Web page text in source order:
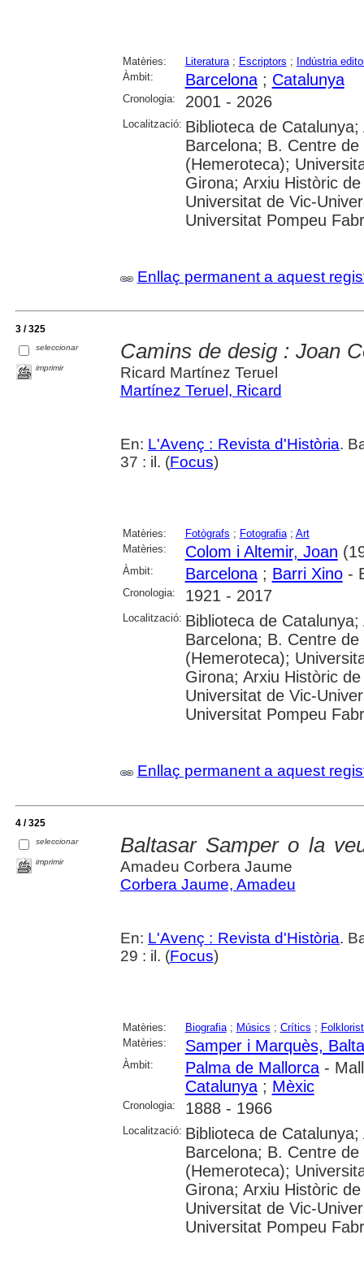
Matèries: Literatura; Escriptors ; Indústria
Àmbit:
Barcelona; Catalunya
Cronologia: 2001 - 2026
Localització: Biblioteca de
Barcelona; B. Centre
(Hemeroteca);
Girona; Arxiu Històric
Universitat de Vic-
Universitat Pompeu
Enllaç permanent a aquest
3 / 325
seleccionar
imprimir
Camins de desig : Joan
Ricard Martínez Teruel
Martínez Teruel, Ricard
En: L'Avenç : Revista d'Història.
37 : il. (Focus)
Matèries: Fotògrafs ; Fotografia; Art
Matèries:
Colom i Altemir, Joan
Àmbit: Barcelona; Barri Xino-
Cronologia: 1921 - 2017
Localització: Biblioteca de
Barcelona; B. Centre
(Hemeroteca);
Girona; Arxiu Històric
Universitat de Vic-
Universitat Pompeu
Enllaç permanent a aquest
4 / 325
seleccionar
imprimir
Baltasar Samper o la
Amadeu Corbera Jaume
Corbera Jaume, Amadeu
En: L'Avenç : Revista d'Història.
29 : il. (Focus)
Matèries: Biografia; Músics ; Crítics ;
Matèries:
Samper i Marquès,
Àmbit: Palma de Mallorca-
Catalunya; Mèxic
Cronologia: 1888 - 1966
Localització: Biblioteca de
Barcelona; B. Centre
(Hemeroteca);
Girona; Arxiu Històric
Universitat de Vic-
Universitat Pompeu